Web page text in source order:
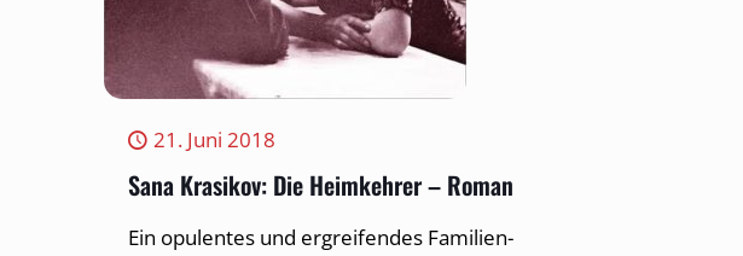
21. Juni 2018
Sana Krasikov: Die Heimkehrer – Roman
Ein opulentes und ergreifendes Familien-